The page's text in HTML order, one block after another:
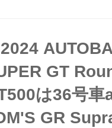
キットを訪れる中行
まさにドラマの連続
2024
GT
は36号車
GR